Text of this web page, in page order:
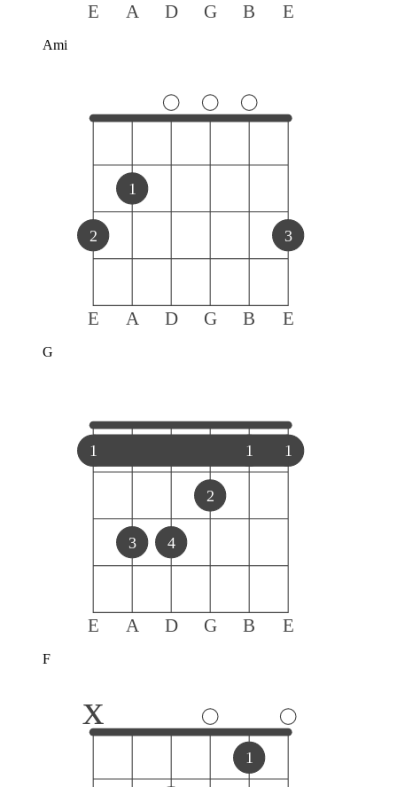
E A D G B E
Ami
E A D G B E
2
1
3
G
E A D G B E
1 1 1
3 4
2
F
x
1